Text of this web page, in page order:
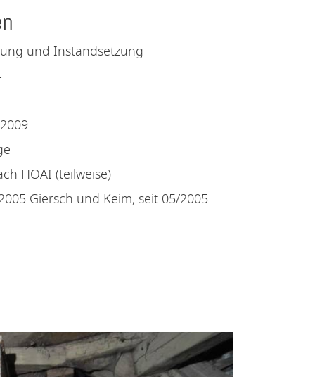
und Instandsetzung
HOAI (teilweise)
Giersch und Keim, seit 05/2005